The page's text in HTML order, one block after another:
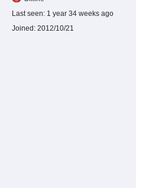
Last seen: 1 year 34 weeks ago
Joined: 2012/10/21